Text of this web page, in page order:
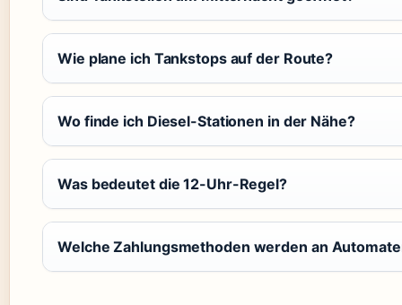
Wie plane ich Tankstops auf der Route?
Wo finde ich Diesel-Stationen in der Nähe?
Was bedeutet die 12-Uhr-Regel?
Welche Zahlungsmethoden werden an